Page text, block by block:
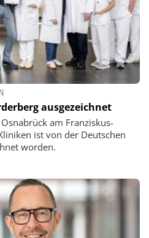
ausgezeichnet
am Franziskus-
ist von der Deutschen
worden.